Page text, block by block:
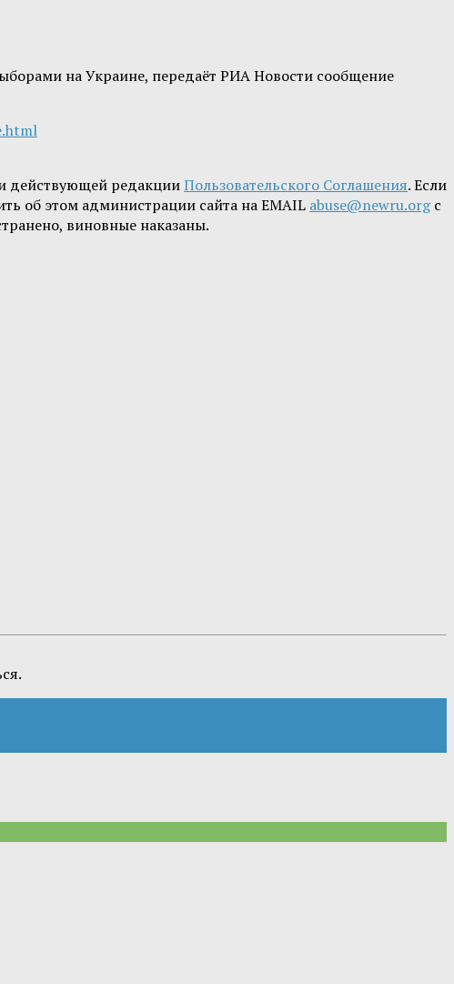
на Украине, передаёт РИА Новости сообщение
действующей редакцииПользовательского Соглашения. Если
об этом администрации сайта на EMAIL abuse@newru.orgс
виновные наказаны.